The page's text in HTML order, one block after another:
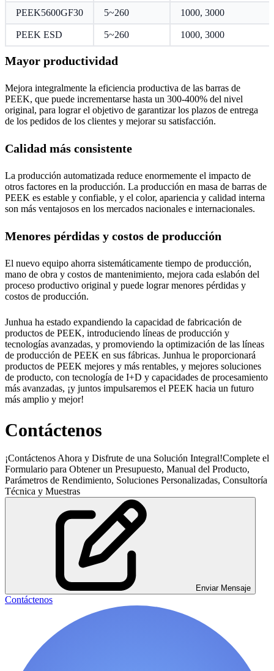
PEEK5600GF30 5~260 1000, 3000
PEEK ESD 5~260 1000, 3000
Mayor productividad
Mejora integralmente la eficiencia productiva de las barras de
PEEK, que puede incrementarse hasta un 300-400% del nivel
original, para lograr el objetivo de garantizar los plazos de entrega
de los pedidos de los clientes y mejorar su satisfacción.
Calidad más consistente
La producción automatizada reduce enormemente el impacto de
otros factores en la producción. La producción en masa de barras de
PEEK es estable y confiable, y el color, apariencia y calidad interna
son más ventajosos en los mercados nacionales e internacionales.
Menores pérdidas y costos de producción
El nuevo equipo ahorra sistemáticamente tiempo de producción,
mano de obra y costos de mantenimiento, mejora cada eslabón del
proceso productivo original y puede lograr menores pérdidas y
costos de producción.
Junhua ha estado expandiendo la capacidad de fabricación de
productos de PEEK, introduciendo líneas de producción y
tecnologías avanzadas, y promoviendo la optimización de las líneas
de producción de PEEK en sus fábricas. Junhua le proporcionará
productos de PEEK mejores y más rentables, y mejores soluciones
de producto, con tecnología de I+D y capacidades de procesamiento
más avanzadas, ¡y juntos impulsaremos el PEEK hacia un futuro
más amplio y mejor!
Contáctenos
¡Contáctenos Ahora y Disfrute de una Solución Integral!Complete el
Formulario para Obtener un Presupuesto, Manual del Producto,
Parámetros de Rendimiento, Soluciones Personalizadas, Consultoría
Técnica y Muestras
Enviar Mensaje
Contáctenos